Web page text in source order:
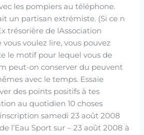
les pompiers au téléphone.
un partisan extrémiste. (Si ce n
trésorière de lAssociation
vous voulez lire, vous pouvez
le motif pour lequel vous de
peut-on conserver du peuvent
avec le temps. Essaie
des points positifs à tes
au quotidien 10 choses
samedi 23 août 2008
l’Eau Sport sur – 23 août 2008 à